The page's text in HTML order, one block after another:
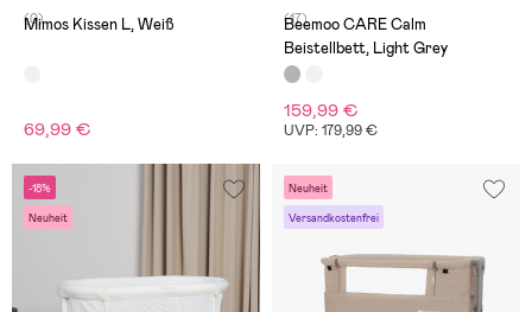
(0)
Mimos Kissen L, Weiß
69,99 €
(17)
Beemoo CARE Calm
Beistellbett, Light Grey
159,99 €
UVP: 179,99 €
-18%
Neuheit
Neuheit
Versandkostenfrei